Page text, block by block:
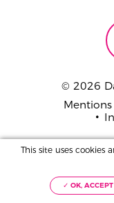
© 2026
mangez
This site uses cookies
✓ OK,